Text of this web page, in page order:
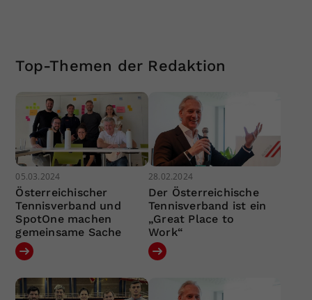
Top-Themen der Redaktion
05.03.2024
Österreichischer
Tennisverband und
SpotOne machen
gemeinsame Sache
28.02.2024
Der Österreichische
Tennisverband ist ein
„Great Place to
Work“